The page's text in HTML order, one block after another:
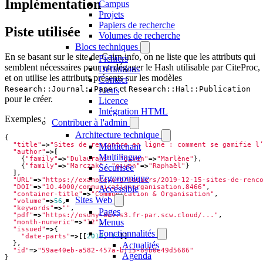
Campus
Projets
Papiers de recherche
Volumes de recherche
Blocs techniques
Fichiers
Définitions
Contact
Liens
Licence
Intégration HTML
Contribuer à l'admin
Architecture technique
Multitenant
Multilingue
Sécurisée
Ergonomique
Accessible
Sites Web
Pages
Menus
Fonctionnalités
Actualités
Agenda
Implémentation
Piste utilisée
En se basant sur le site de Cairn.info, on ne liste que les attributs qui
semblent nécessaires pour en dégager le Hash utilisable par CiteProc,
et on utilise les attributs présents sur les modèles
Research::Journal::Paperet Research::Hal::Publication
pour le créer.
Exemples :
{
"title"=>"Sites de rencontre en ligne : comment se gamifie
"author"=>[
{"family"=>"Dulaurans", "given"=>"Marlène" },
{"family"=>"Marczak", "given"=>"Raphaël" }
] ,
"URL"=>"https://example.org/papiers/2019-12-15-sites-de-
"DOI"=>"10.4000/communicationorganisation.8466" ,
"container-title"=>"Communication & Organisation" ,
"volume"=>56 ,
"keywords"=>"" ,
"pdf"=>"https://osuny-dev.s3.fr-par.scw.cloud/..." ,
"month-numeric"=>"12",
"issued"=>{
"date-parts"=>[[2019, 12]]
},
"id"=>"59ae40eb-a582-457a-bf15-84b0e49d5686"
}